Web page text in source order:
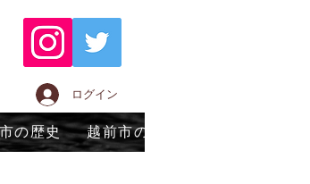
ログイン
の歴史 越前市の歴史